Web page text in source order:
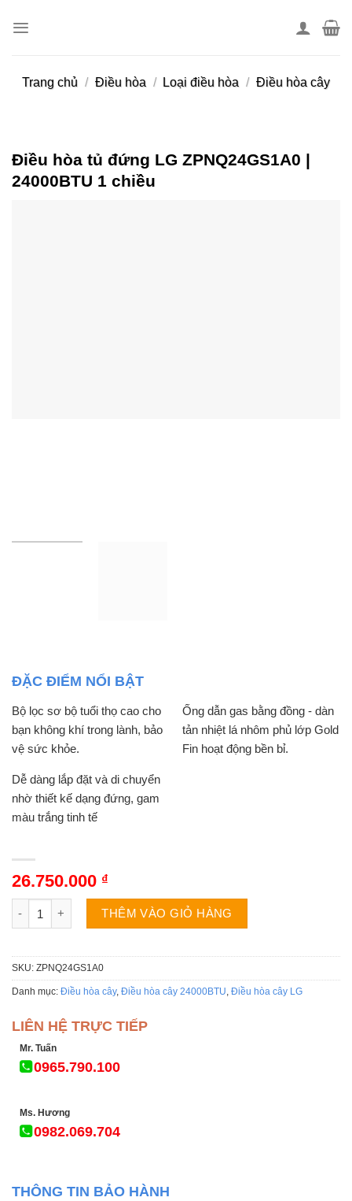
Trang chủ / Điều hòa / Loại điều hòa / Điều hòa cây
Điều hòa tủ đứng LG ZPNQ24GS1A0 |
24000BTU 1 chiều
ĐẶC ĐIỂM NỔI BẬT
Bộ lọc sơ bộ tuổi thọ cao cho
bạn không khí trong lành, bảo
vệ sức khỏe.
Ống dẫn gas bằng đồng - dàn
tản nhiệt lá nhôm phủ lớp Gold
Fin hoạt động bền bỉ.
Dễ dàng lắp đặt và di chuyển
nhờ thiết kế dạng đứng, gam
màu trắng tinh tế
26.750.000 ₫
Điều hòa tủ đứng LG ZPNQ24GS1A0 | 24000BTU 1 chiều số
THÊM VÀO GIỎ HÀNG
SKU: ZPNQ24GS1A0
Danh mục: Điều hòa cây, Điều hòa cây 24000BTU Điều hòa cây LG
LIÊN HỆ TRỰC TIẾP
Mr. Tuấn
0965.790.100
Ms. Hương
0982.069.704
THÔNG TIN BẢO HÀNH